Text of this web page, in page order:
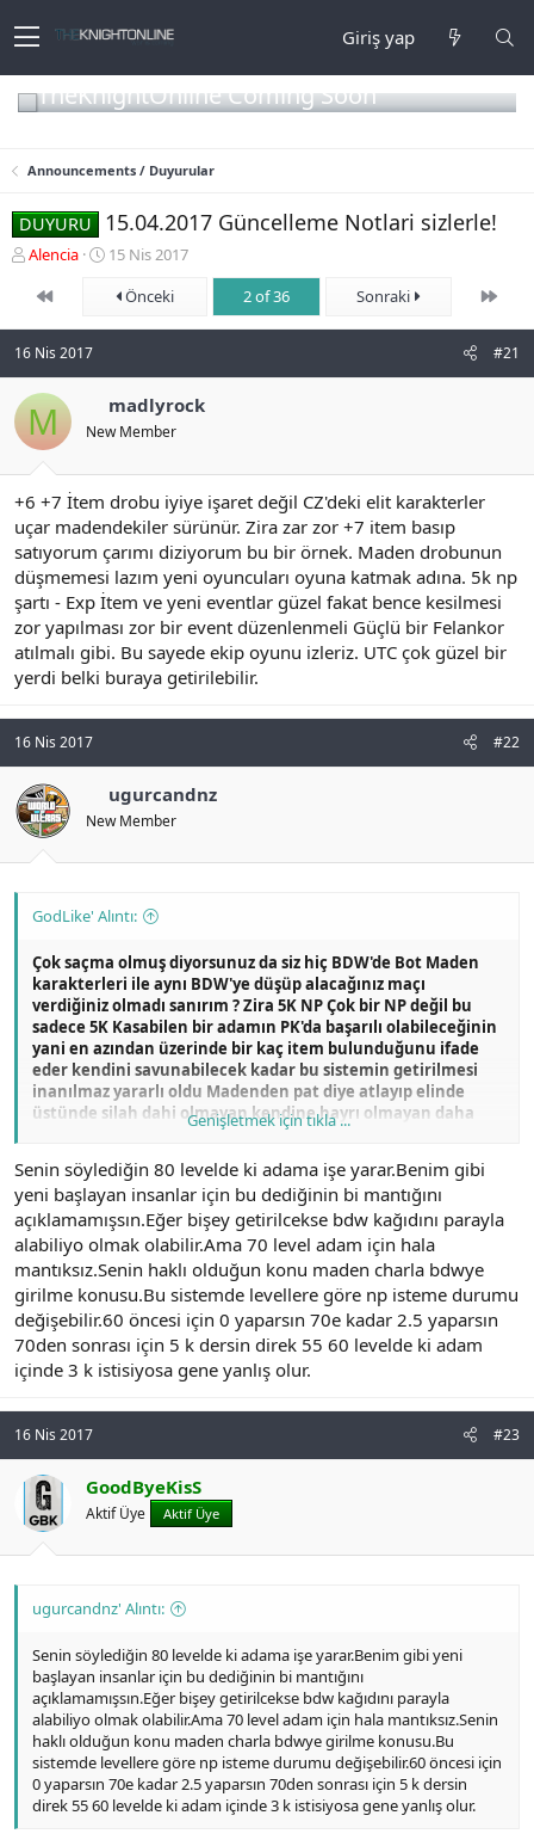
Giriş yap
TheKnightOnline Coming Soon
Announcements / Duyurular
DUYURU 15.04.2017 Güncelleme Notlari sizlerle!
K
y
u
b
ş
t
a
n
Alencia
B
g
ı
ç
i
h
i
15 Nis 2017
First
Önceki 2 of 36 Sonraki Son
16 Nis 2017 #21
M madlyrock
New Member
+6 +7 İtem drobu iyiye işaret değil CZ'deki elit karakterler
uçar madendekiler sürünür. Zira zar zor +7 item basıp
satıyorum çarımı diziyorum bu bir örnek. Maden drobunun
düşmemesi lazım yeni oyuncuları oyuna katmak adına. 5k np
şartı - Exp İtem ve yeni eventlar güzel fakat bence kesilmesi
zor yapılması zor bir event düzenlenmeli Güçlü bir Felankor
atılmalı gibi. Bu sayede ekip oyunu izleriz. UTC çok güzel bir
yerdi belki buraya getirilebilir.
16 Nis 2017 #22
ugurcandnz
New Member
GodLike' Alıntı:
Çok saçma olmuş diyorsunuz da siz hiç BDW'de Bot Maden
karakterleri ile aynı BDW'ye düşüp alacağınız maçı
verdiğiniz olmadı sanırım ? Zira 5K NP Çok bir NP değil bu
sadece 5K Kasabilen bir adamın PK'da başarılı olabileceğinin
yani en azından üzerinde bir kaç item bulunduğunu ifade
eder kendini savunabilecek kadar bu sistemin getirilmesi
inanılmaz yararlı oldu Madenden pat diye atlayıp elinde
üstünde silah dahi olmayan kendine hayrı olmayan daha
doğrusu karakterlerin önü kesilmiş BDW olayı daha çok
düşünüyorum, dolayısıyla geliştirmeyi siz her kadar
mantıksız veya manasız bulsanızda muhakkak bir sebebi
vardır benim düşüncelerim bu yönde.
Genişletmek için tıkla ...
Senin söylediğin 80 levelde ki adama işe yarar.Benim gibi
yeni başlayan insanlar için bu dediğinin bi mantığını
açıklamamışsın.Eğer bişey getirilcekse bdw kağıdını parayla
alabiliyo olmak olabilir.Ama 70 level adam için hala
mantıksız.Senin haklı olduğun konu maden charla bdwye
girilme konusu.Bu sistemde levellere göre np isteme durumu
değişebilir.60 öncesi için 0 yaparsın 70e kadar 2.5 yaparsın
70den sonrası için 5 k dersin direk 55 60 levelde ki adam
içinde 3 k istisiyosa gene yanlış olur.
16 Nis 2017 #23
GoodByeKisS
Aktif Üye Aktif Üye
ugurcandnz' Alıntı:
Senin söylediğin 80 levelde ki adama işe yarar.Benim gibi yeni
başlayan insanlar için bu dediğinin bi mantığını
açıklamamışsın.Eğer bişey getirilcekse bdw kağıdını parayla
alabiliyo olmak olabilir.Ama 70 level adam için hala mantıksız.Senin
haklı olduğun konu maden charla bdwye girilme konusu.Bu
sistemde levellere göre np isteme durumu değişebilir.60 öncesi için
0 yaparsın 70e kadar 2.5 yaparsın 70den sonrası için 5 k dersin
direk 55 60 levelde ki adam içinde 3 k istisiyosa gene yanlış olur.